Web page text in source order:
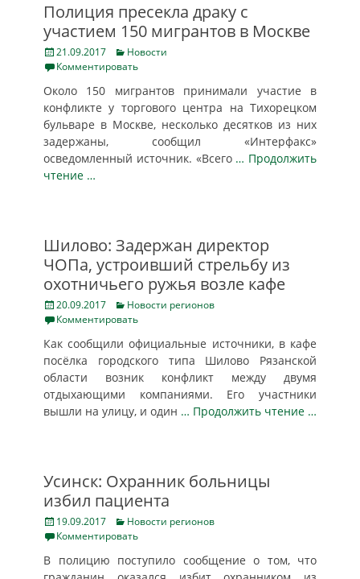
Полиция пресекла драку с
участием 150 мигрантов в Москве
Posted
on
21.09.2017 Categories
Новости
Комментировать
Около 150 мигрантов принимали участие в
конфликте у торгового центра на Тихорецком
бульваре в Москве, несколько десятков из них
задержаны, сообщил «Интерфакс»
осведомленный источник. «Всего … Продолжить
чтение …
Шилово: Задержан директор
ЧОПа, устроивший стрельбу из
охотничьего ружья возле кафе
Posted
on
20.09.2017 Categories
Новости регионов
Комментировать
Как сообщили официальные источники, в кафе
посёлка городского типа Шилово Рязанской
области возник конфликт между двумя
отдыхающими компаниями. Его участники
вышли на улицу, и один … Продолжить чтение …
Усинск: Охранник больницы
избил пациента
Posted
on
19.09.2017 Categories
Новости регионов
Комментировать
В полицию поступило сообщение о том, что